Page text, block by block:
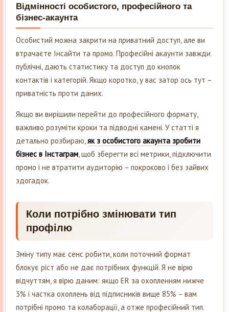
Відмінності особистого, професійного та
бізнес-акаунта
Особистий можна закрити на приватний доступ, але ви
втрачаєте Інсайти та промо. Професійні акаунти завжди
публічні, дають статистику та доступ до кнопок
контактів і категорій. Якщо коротко, у вас затор ось тут –
приватність проти даних.
Якщо ви вирішили перейти до професійного формату,
важливо розуміти кроки та підводні камені. У статті я
детально розбираю,як з особистого акаунта зробити
бізнес в Інстаграм, щоб зберегти всі метрики, підключити
промо і не втратити аудиторію – покроково і без зайвих
здогадок.
Коли потрібно змінювати тип
профілю
Зміну типу має сенс робити, коли поточний формат
блокує ріст або не дає потрібних функцій. Я не вірю
відчуттям, я вірю даним: якщо ER за охопленням нижче
3% і частка охоплень від підписників вище 85% – вам
потрібні промо та колаборації, а отже професійний тип.